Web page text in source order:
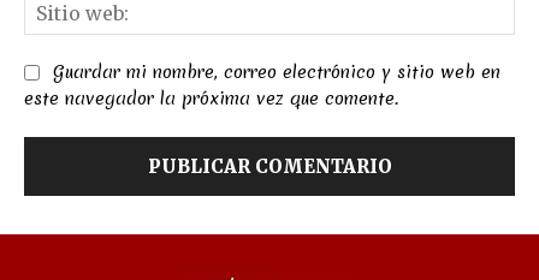
Guardar mi nombre, correo electrónico y sitio web en
este navegador la próxima vez que comente.